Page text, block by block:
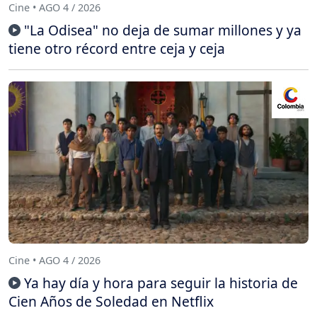
Cine • AGO 4 / 2026
"La Odisea" no deja de sumar millones y ya
tiene otro récord entre ceja y ceja
Cine • AGO 4 / 2026
Ya hay día y hora para seguir la historia de
Cien Años de Soledad en Netflix